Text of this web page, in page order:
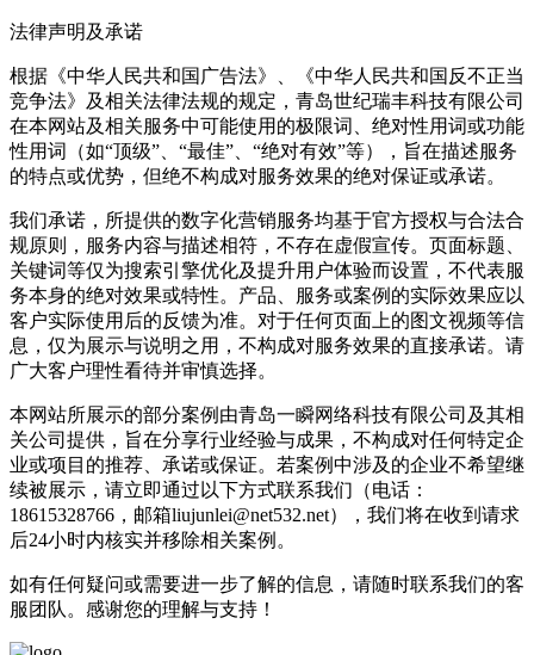
法律声明及承诺
根据《中华人民共和国广告法》、《中华人民共和国反不正当
竞争法》及相关法律法规的规定，青岛世纪瑞丰科技有限公司
在本网站及相关服务中可能使用的极限词、绝对性用词或功能
性用词（如“顶级”、“最佳”、“绝对有效”等），旨在描述服务
的特点或优势，但绝不构成对服务效果的绝对保证或承诺。
我们承诺，所提供的数字化营销服务均基于官方授权与合法合
规原则，服务内容与描述相符，不存在虚假宣传。页面标题、
关键词等仅为搜索引擎优化及提升用户体验而设置，不代表服
务本身的绝对效果或特性。产品、服务或案例的实际效果应以
客户实际使用后的反馈为准。对于任何页面上的图文视频等信
息，仅为展示与说明之用，不构成对服务效果的直接承诺。请
广大客户理性看待并审慎选择。
本网站所展示的部分案例由青岛一瞬网络科技有限公司及其相
关公司提供，旨在分享行业经验与成果，不构成对任何特定企
业或项目的推荐、承诺或保证。若案例中涉及的企业不希望继
续被展示，请立即通过以下方式联系我们（电话：
18615328766，邮箱liujunlei@net532.net），我们将在收到请求
后24小时内核实并移除相关案例。
如有任何疑问或需要进一步了解的信息，请随时联系我们的客
服团队。感谢您的理解与支持！